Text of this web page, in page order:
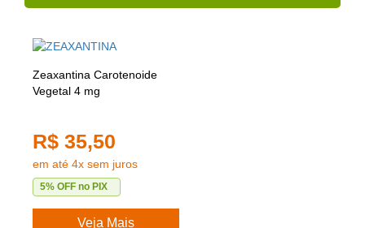
Zeaxantina Carotenoide
Vegetal 4 mg
R$ 35,50
em até 4x sem juros
5% OFF no PIX
Veja Mais